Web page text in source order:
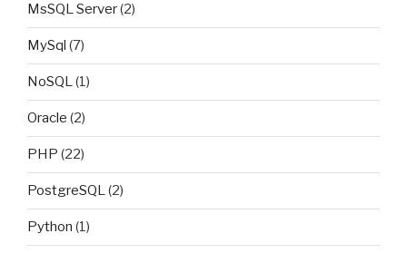
MsSQL Server(2)
MySql (7)
NoSQL(1)
Oracle (2)
PHP (22)
PostgreSQL(2)
Python (1)